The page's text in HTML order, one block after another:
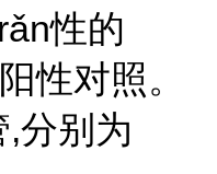
ǎn性的
性对照。
分别为